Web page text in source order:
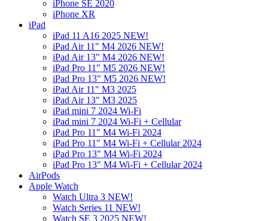
iPhone SE 2020
iPhone XR
iPad
iPad 11 A16 2025 NEW!
iPad Air 11" M4 2026 NEW!
iPad Air 13" M4 2026 NEW!
iPad Pro 11" M5 2026 NEW!
iPad Pro 13" M5 2026 NEW!
iPad Air 11" M3 2025
iPad Air 13" M3 2025
iPad mini 7 2024 Wi-Fi
iPad mini 7 2024 Wi-Fi + Cellular
iPad Pro 11" M4 Wi-Fi 2024
iPad Pro 11" M4 Wi-Fi + Cellular 2024
iPad Pro 13" M4 Wi-Fi 2024
iPad Pro 13" M4 Wi-Fi + Cellular 2024
AirPods
Apple Watch
Watch Ultra 3 NEW!
Watch Series 11 NEW!
Watch SE 3 2025 NEW!